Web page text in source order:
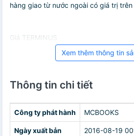
hàng giao từ nước ngoài có giá trị
Giá TERMINUS
Xem thêm thông tin
Thông tin chi tiết
Công ty phát hành MCBOOKS
Ngày xuất bản 2016-08-19